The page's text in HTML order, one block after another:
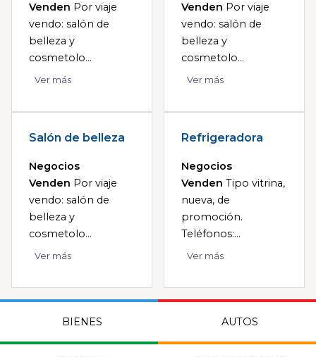
Venden Por viaje
vendo: salón de
belleza y
cosmetolo...
Ver más
Venden Por viaje
vendo: salón de
belleza y
cosmetolo...
Ver más
Salón de belleza
Negocios
Venden Por viaje
vendo: salón de
belleza y
cosmetolo...
Ver más
Refrigeradora
Negocios
Venden Tipo vitrina,
nueva, de
promoción.
Teléfonos:...
Ver más
BIENES AUTOS